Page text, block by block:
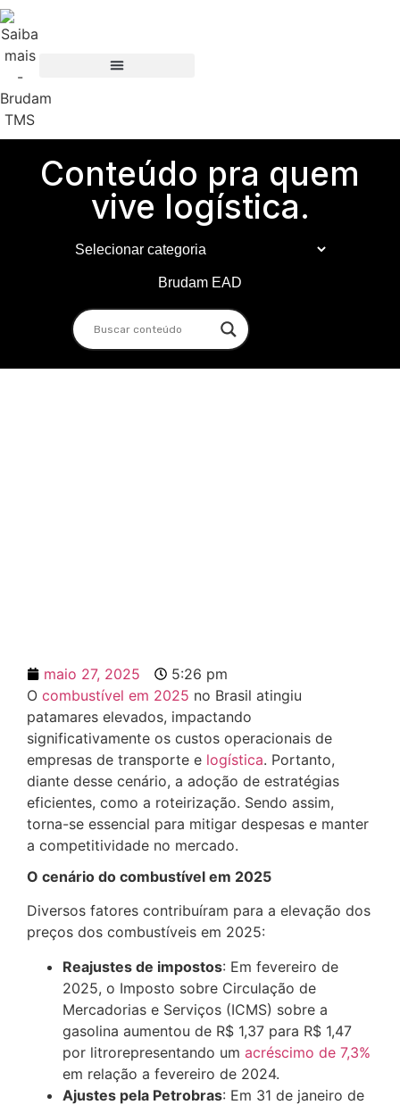
Conteúdo pra quem
vive logística.
Brudam EAD
maio 27, 2025
5:26 pm
O combustível em 2025 no Brasil atingiu
patamares elevados, impactando
significativamente os custos operacionais de
empresas de transporte e logística. Portanto,
diante desse cenário, a adoção de estratégias
eficientes, como a roteirização. Sendo assim,
torna-se essencial para mitigar despesas e manter
a competitividade no mercado.​
O cenário do combustível em 2025
Diversos fatores contribuíram para a elevação dos
preços dos combustíveis em 2025:​
Reajustes de impostos: Em fevereiro de
2025, o Imposto sobre Circulação de
Mercadorias e Serviços (ICMS) sobre a
gasolina aumentou de R$ 1,37 para R$ 1,47
por litrorepresentando um acréscimo de 7,3%
em relação a fevereiro de 2024.
Ajustes pela Petrobras: Em 31 de janeiro de